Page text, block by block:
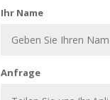
Ihr Name
Anfrage